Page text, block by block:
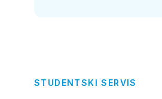
STUDENTSKI SERVIS